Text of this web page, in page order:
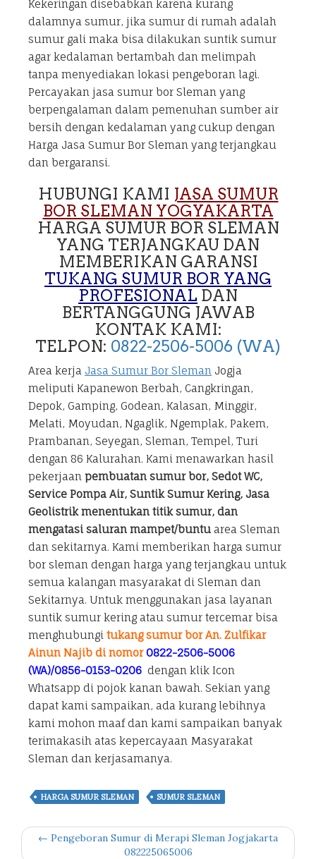
Kekeringan disebabkan karena kurang
dalamnya sumur, jika sumur di rumah adalah
sumur gali maka bisa dilakukan suntik sumur
agar kedalaman bertambah dan melimpah
tanpa menyediakan lokasi pengeboran lagi.
Percayakan jasa sumur bor Sleman yang
berpengalaman dalam pemenuhan sumber air
bersih dengan kedalaman yang cukup dengan
Harga Jasa Sumur Bor Sleman yang terjangkau
dan bergaransi.
HUBUNGI KAMI JASA SUMUR
BOR SLEMAN YOGYAKARTA
HARGA SUMUR BOR SLEMAN
YANG TERJANGKAU DAN
MEMBERIKAN GARANSI
TUKANG SUMUR BOR YANG
PROFESIONAL DAN
BERTANGGUNG JAWAB
KONTAK KAMI:
TELPON: 0822-2506-5006 (WA)
Area kerja Jasa Sumur Bor Sleman Jogja
meliputi Kapanewon Berbah, Cangkringan,
Depok, Gamping, Godean, Kalasan, Minggir,
Melati, Moyudan, Ngaglik, Ngemplak, Pakem,
Prambanan, Seyegan, Sleman, Tempel, Turi
dengan 86 Kalurahan. Kami menawarkan hasil
pekerjaan pembuatan sumur bor, Sedot WC,
Service Pompa Air, Suntik Sumur Kering, Jasa
Geolistrik menentukan titik sumur, dan
mengatasi saluran mampet/buntu area Sleman
dan sekitarnya. Kami memberikan harga sumur
bor sleman dengan harga yang terjangkau untuk
semua kalangan masyarakat di Sleman dan
Sekitarnya. Untuk menggunakan jasa layanan
suntik sumur kering atau sumur tercemar bisa
menghubungi tukang sumur bor An. Zulfikar
Ainun Najib di nomor0822-2506-5006
(WA)/0856-0153-0206 dengan klik Icon
Whatsapp di pojok kanan bawah. Sekian yang
dapat kami sampaikan, ada kurang lebihnya
kami mohon maaf dan kami sampaikan banyak
terimakasih atas kepercayaan Masyarakat
Sleman dan kerjasamanya.
HARGA SUMUR SLEMAN SUMUR SLEMAN
← Pengeboran Sumur di Merapi Sleman Jogjakarta
082225065006